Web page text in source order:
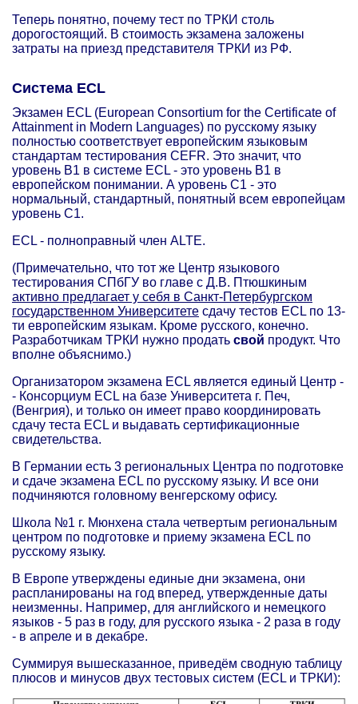
Теперь понятно, почему тест по ТРКИ столь
дорогостоящий. В стоимость экзамена заложены
затраты на приезд представителя ТРКИ из РФ.
Система ECL
Экзамен ECL (European Consortium for the Certificate of
Attainment in Modern Languages) по русскому языку
полностью соответствует европейским языковым
стандартам тестирования СEFR. Это значит, что
уровень В1 в системе ECL - это уровень B1 в
европейском понимании. А уровень С1 - это
нормальный, стандартный, понятный всем европейцам
уровень С1.
ECL - полноправный член ALTE.
(Примечательно, что тот же Центр языкового
тестирования СПбГУ во главе с Д.В. Птюшкиным
активно предлагает у себя в Санкт-Петербургском
государственном Университете сдачу тестов ECL по 13-
ти европейским языкам. Кроме русского, конечно.
Разработчикам ТРКИ нужно продать свой продукт. Что
вполне объяснимо.)
Организатором экзамена ECL является единый Центр -
- Консорциум ECL на базе Университета г. Печ,
(Венгрия), и только он имеет право координировать
сдачу теста ECL и выдавать сертификационные
свидетельства.
В Германии есть 3 региональных Центра по подготовке
и сдаче экзамена ECL по русскому языку. И все они
подчиняются головному венгерскому офису.
Школа №1 г. Мюнхена стала четвертым региональным
центром по подготовке и приему экзамена ECL по
русскому языку.
В Европе утверждены единые дни экзамена, они
распланированы на год вперед, утвержденные даты
неизменны. Например, для английского и немецкого
языков - 5 раз в году, для русского языка - 2 раза в году
- в апреле и в декабре.
Суммируя вышесказанное, приведём сводную таблицу
плюсов и минусов двух тестовых систем (ECL и ТРКИ):